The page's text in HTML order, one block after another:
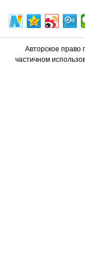
Авторское право
частичном